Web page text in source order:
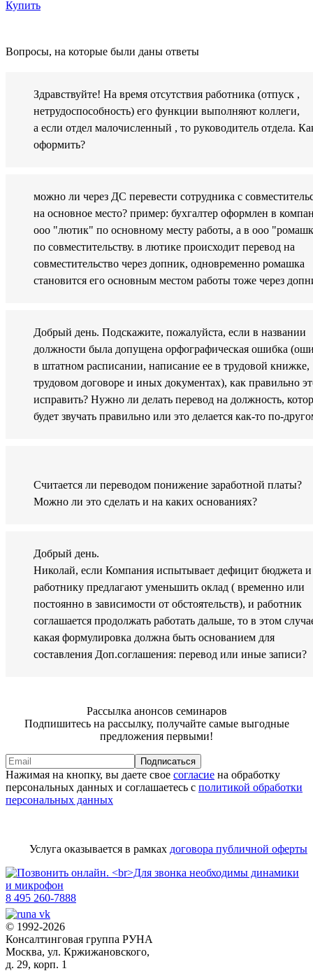
Купить
Вопросы, на которые были даны ответы
Здравствуйте! На время отсутствия работника (отпуск ,
нетрудоспособность) его функции выполняют коллеги,
а если отдел малочисленный , то руководитель отдела.
оформить?
можно ли через ДС перевести сотрудника с
на основное место? пример: бухгалтер оформлен в
ооо "лютик" по основному месту работы, а в ооо
по совместительству. в лютике происходит перевод на
совместительство через допник, одновременно ромашка
становится его основным местом работы тоже через
Добрый день. Подскажите, пожалуйста, если в названии
должности была допущена орфографическая ошибка
в штатном расписании, написание ее в трудовой книжке,
трудовом договоре и иных документах), как правильно
исправить? Нужно ли делать перевод на должность,
будет звучать правильно или это делается как-то по-
Считается ли переводом понижение заработной платы?
Можно ли это сделать и на каких основаниях?
Добрый день.
Николай, если Компания испытывает дефицит бюджета и
работнику предлагают уменьшить оклад ( временно или
постоянно в зависимости от обстоятельств), и работник
соглашается продолжать работать дальше, то в этом
какая формулировка должна быть основанием для
составления Доп.соглашения: перевод или иные записи?
Рассылка анонсов семинаров
Подпишитесь на рассылку, получайте самые выгодные
предложения первыми!
Подписаться
Нажимая на кнопку, вы даете свое согласие на обработку
персональных данных и соглашаетесь с политикой обработки
персональных данных
Услуга оказывается в рамках договора публичной оферты
8 495 260-7888
© 1992-2026
Консалтинговая группа РУНА
Москва, ул. Кржижановского,
д. 29, корп. 1